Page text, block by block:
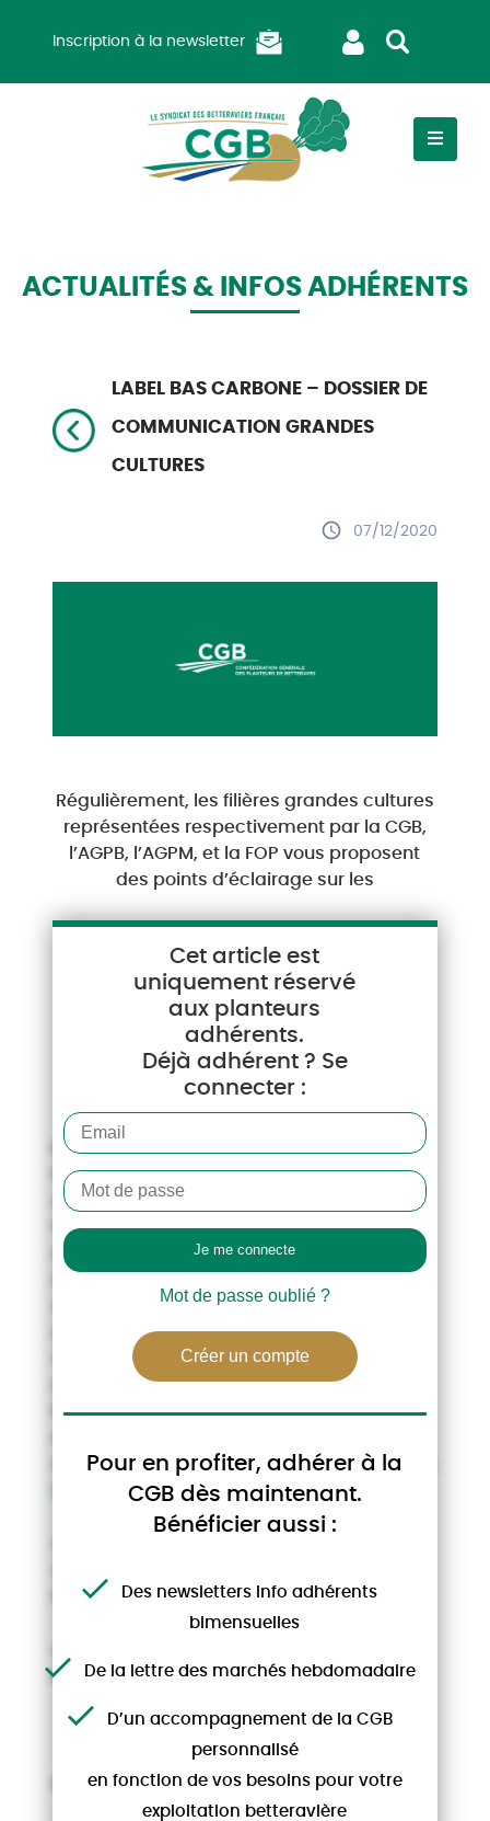
Inscription à la newsletter
ACTUALITÉS & INFOS ADHÉRENTS
LABEL BAS CARBONE – DOSSIER DE
COMMUNICATION GRANDES
CULTURES
07/12/2020
Régulièrement, les filières grandes cultures
représentées respectivement par la CGB,
l’AGPB, l’AGPM, et la FOP vous proposent
des points d’éclairage sur les
Cet article est
uniquement réservé
aux planteurs
adhérents.
Déjà adhérent ? Se
connecter :
Mot de passe oublié ?
Créer un compte
Pour en profiter, adhérer à la
CGB dès maintenant.
Bénéficier aussi :
Des newsletters Info adhérents
bimensuelles
De la lettre des marchés hebdomadaire
D’un accompagnement de la CGB
personnalisé
en fonction de vos besoins pour votre
exploitation betteravière
CGB – Service Communication
Régulièrement, les filières grandes cultures
représentées respectivement par la CGB,
l’AGPB, l’AGPM, et la FOP vous proposent
des points d’éclairage sur les sujets
septembre dernier, nous vous avons
adressé un 1
opus de notre DOSSIER DE
COMMUNICATION #1 dédié aux résultats
des récoltes 2020, avec des infographies,
leur analyse agronomique et économique
réclamé par nos filières.Re-téléchargeable
émergente :
NOUVELLE OPPORTUNITE DE REVENU ? »
A télécharger ci-dessous